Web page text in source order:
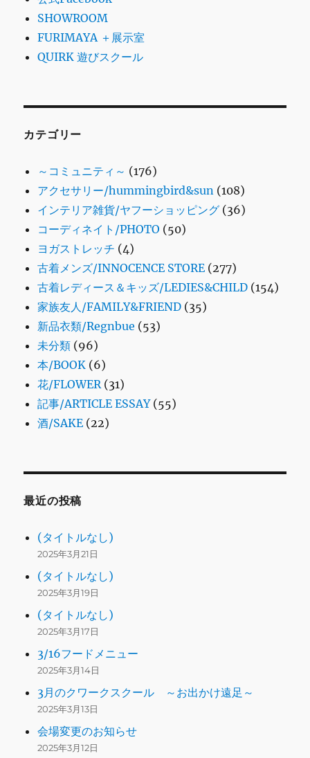
SHOWROOM
FURIMAYA ＋展示室
QUIRK 遊びスクール
カテゴリー
～コミュニティ～ (176)
アクセサリー/hummingbird&sun (108)
インテリア雑貨/ヤフーショッピング (36)
コーディネイト/PHOTO (50)
ヨガストレッチ (4)
古着メンズ/INNOCENCE STORE (277)
古着レディース＆キッズ/LEDIES&CHILD (154)
家族友人/FAMILY&FRIEND (35)
新品衣類/Regnbue (53)
未分類 (96)
本/BOOK (6)
花/FLOWER(31)
記事/ARTICLE ESSAY(55)
酒/SAKE (22)
最近の投稿
(タイトルなし)
2025年3月21日
(タイトルなし)
2025年3月19日
(タイトルなし)
2025年3月17日
3/16フードメニュー
2025年3月14日
3月のクワークスクール ～お出かけ遠足～
2025年3月13日
会場変更のお知らせ
2025年3月12日